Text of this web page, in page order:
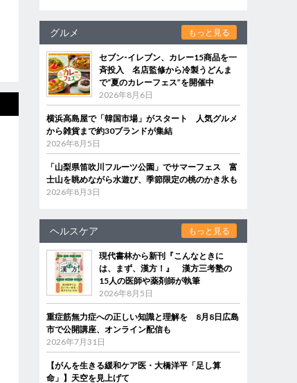
グルメ もっと見る
セブン‐イレブン、カレー15商品を一
斉投入 名店監修から冷製うどんま
で“夏のカレーフェス”を開催中
2026年8月6日
横浜高島屋で「韓国市場」がスタート 人気グルメ
から雑貨まで約30ブランドが集結
2026年8月5日
「山梨県笛吹川フルーツ公園」でサマーフェス 富
士山を眺めながら水遊び、季節限定の桃のかき氷も
2026年8月3日
ヘルスケア もっと見る
現代書林から新刊『こんなときに
は、まず、漢方！』 漢方三考塾の
15人の医師や薬剤師が執筆
2026年8月5日
重症筋無力症への正しい知識と理解を 8月8日広島
市で公開講座、オンライン配信も
2026年7月31日
【がんを生きる緩和ケア医・大橋洋平「足し算
命」】天空を見上げて